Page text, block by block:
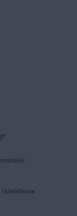
kielichowe